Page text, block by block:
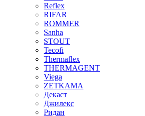
Reflex
RIFAR
ROMMER
Sanha
STOUT
Tecofi
Thermaflex
THERMAGENT
Viega
ZETKAMA
Декаст
Джилекс
Ридан